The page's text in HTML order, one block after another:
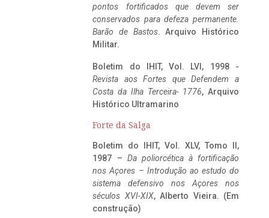
pontos fortificados que devem ser
conservados para defeza permanente.
Barão de Bastos. Arquivo Histórico
Militar.
Boletim do IHIT, Vol. LVI, 1998 -
Revista aos Fortes que Defendem a
Costa da Ilha Terceira- 1776, Arquivo
Histórico Ultramarino
Forte da Salga
Boletim do IHIT, Vol. XLV, Tomo II,
1987 – Da poliorcética à fortificação
nos Açores – Introdução ao estudo do
sistema defensivo nos Açores nos
séculos XVI-XIX, Alberto Vieira. (Em
construção)